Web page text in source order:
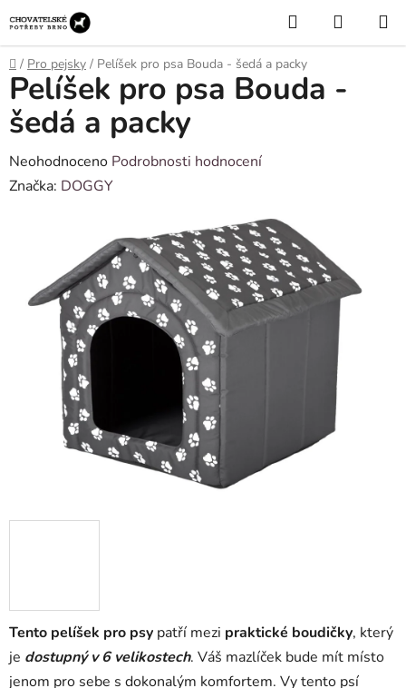
na
obsah
Hledat
KOŠÍK
Domů
/ Pro pejsky / Pelíšek pro psa Bouda - šedá a packy
Tento pelíšek pro psy patří mezi praktické boudičky, který
je dostupný v 6 velikostech. Váš mazlíček bude mít místo
jenom pro sebe s dokonalým komfortem. Vy tento psí
Pelíšek pro psa Bouda -
šedá a packy
Průměrné
hodnocení
hvězdiček.
Neohodnoceno Podrobnosti hodnocení
Značka: DOGGY